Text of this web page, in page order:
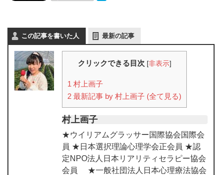
この記事を書いた人 最新の記事
クリックできる目次 [非表示]
1 村上画子
2 最新記事 by 村上画子 (全て見る)
村上画子
★ウイリアムグラッサー国際協会国際会
員 ★日本選択理論心理学会正会員 ★認
定NPO法人日本リアリティセラピー協会
会員 ★一般社団法人日本心理療法協会